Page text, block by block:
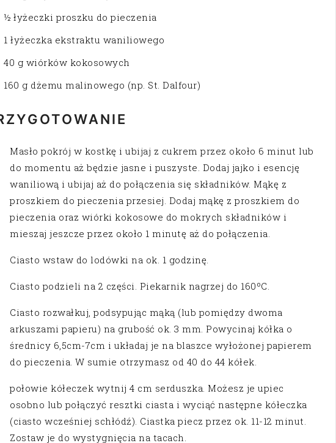
½ łyżeczki proszku do pieczenia
1 łyżeczka ekstraktu waniliowego
40 g wiórków kokosowych
160 g dżemu malinowego (np. St. Dalfour)
Masło pokrój w kostkę i ubijaj z cukrem przez około 6 minut lub
do momentu aż będzie jasne i puszyste. Dodaj jajko i esencję
waniliową i ubijaj aż do połączenia się składników. Mąkę z
proszkiem do pieczenia przesiej. Dodaj mąkę z proszkiem do
pieczenia oraz wiórki kokosowe do mokrych składników i
mieszaj jeszcze przez około 1 minutę aż do połączenia.
Ciasto wstaw do lodówki na ok. 1 godzinę.
Ciasto podzieli na 2 części. Piekarnik nagrzej do 160ºC.
Ciasto rozwałkuj, podsypując mąką (lub pomiędzy dwoma
arkuszami papieru) na grubość ok. 3 mm. Powycinaj kółka o
średnicy 6,5cm-7cm i układaj je na blaszce wyłożonej papierem
do pieczenia. W sumie otrzymasz od 40 do 44 kółek.
połowie kółeczek wytnij 4 cm serduszka. Możesz je upiec
osobno lub połączyć resztki ciasta i wyciąć następne kółeczka
(ciasto wcześniej schłódź). Ciastka piecz przez ok. 11-12 minut.
Zostaw je do wystygnięcia na tacach.